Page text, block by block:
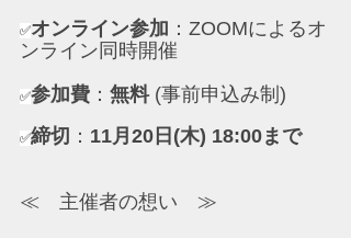
✅オンライン参加 ：ZOOMによるオ
ンライン同時開催
✅参加費 ： 無料 (事前申込み制)
✅締切 ： 11月20日(木) 18:00まで
≪　主催者の想い　≫